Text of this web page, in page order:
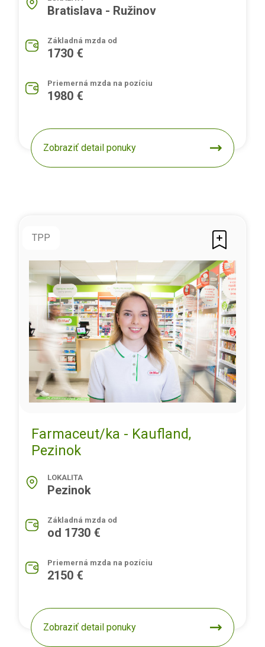
Bratislava - Ružinov
Základná mzda od
1730 €
Priemerná mzda na pozíciu
1980 €
Zobraziť detail ponuky
TPP
Farmaceut/ka - Kaufland,
Pezinok
LOKALITA
Pezinok
Základná mzda od
od 1730 €
Priemerná mzda na pozíciu
2150 €
Zobraziť detail ponuky